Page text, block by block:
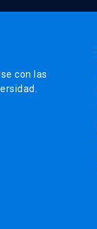
con las